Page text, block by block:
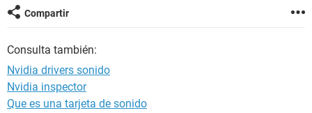
Compartir
Consulta también:
Nvidia drivers sonido
Nvidia inspector
Que es una tarjeta de sonido